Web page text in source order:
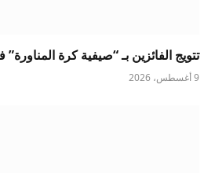
تتويج الفائزين بـ “صيفية كرة المناورة”
9 أغسطس، 2026